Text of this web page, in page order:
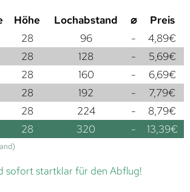
Höhe Lochabstand ⌀
Preis
28 96 - 4,89€
28 128 - 5,69€
28 160 - 6,69€
28 192 - 7,79€
28 224 - 8,79€
28 320 - 13,39€
sofort startklar für den Abflug!